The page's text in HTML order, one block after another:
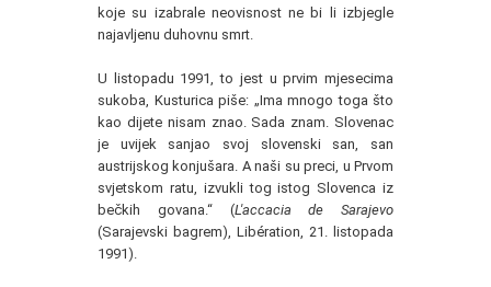
koje su izabrale neovisnost ne bi li izbjegle
najavljenu duhovnu smrt.
U listopadu 1991, to jest u prvim mjesecima
sukoba, Kusturica piše: „Ima mnogo toga što
kao dijete nisam znao. Sada znam. Slovenac
je uvijek sanjao svoj slovenski san, san
austrijskog konjušara. A naši su preci, u Prvom
svjetskom ratu, izvukli tog istog Slovenca iz
bečkih govana.“ (L'accacia de Sarajevo
(Sarajevski bagrem), Libération, 21. listopada
1991).